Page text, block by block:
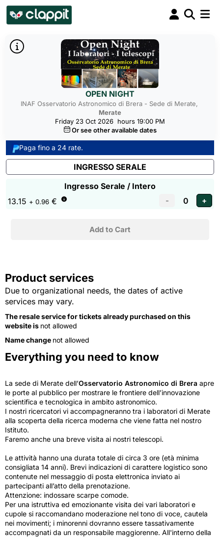
OPEN NIGHT
INAF Osservatorio Astronomico di Brera - Sede di Merate,
Merate
Friday 23 Oct 2026 hours 19:00 PM
Or see other available dates
Paga fino a 24 rate.
INGRESSO SERALE
Ingresso Serale / Intero
13.15 + 0.96 €
Product services
Due to organizational needs, the dates of active
services may vary.
The resale service for tickets already purchased on this
website is not allowed
Name change not allowed
Everything you need to know
La sede di Merate dell’Osservatorio Astronomico di Brera apre
le porte al pubblico per mostrare le frontiere dell’innovazione
scientifica e tecnologica in ambito astronomico.
I nostri ricercatori vi accompagneranno tra i laboratori di Merate
alla scoperta della ricerca moderna che viene fatta nel nostro
Istituto.
Faremo anche una breve visita ai nostri telescopi.
Le attività hanno una durata totale di circa 3 ore (età minima
consigliata 14 anni). Brevi indicazioni di carattere logistico sono
contenute nel messaggio di posta elettronica inviato ai
partecipanti all’atto della prenotazione.
Attenzione: indossare scarpe comode.
Per una istruttiva ed emozionante visita dei vari laboratori e
cupole si raccomandano moderazione nel tono di voce, cautela
nei movimenti; i minorenni dovranno essere tassativamente
accompagnati da un responsabile maggiorenne. All'interno della